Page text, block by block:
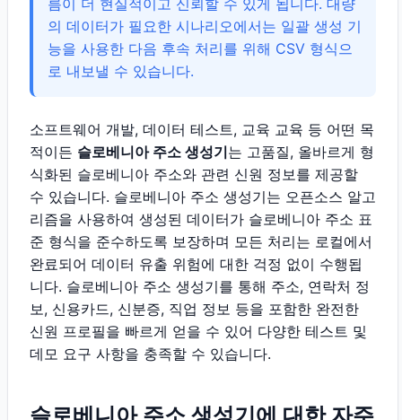
름이 더 현실적이고 신뢰할 수 있게 됩니다. 대량
의 데이터가 필요한 시나리오에서는 일괄 생성 기
능을 사용한 다음 후속 처리를 위해 CSV 형식으
로 내보낼 수 있습니다.
소프트웨어 개발, 데이터 테스트, 교육 교육 등 어떤 목
적이든 슬로베니아 주소 생성기는 고품질, 올바르게 형
식화된 슬로베니아 주소와 관련 신원 정보를 제공할
수 있습니다. 슬로베니아 주소 생성기는 오픈소스 알고
리즘을 사용하여 생성된 데이터가 슬로베니아 주소 표
준 형식을 준수하도록 보장하며 모든 처리는 로컬에서
완료되어 데이터 유출 위험에 대한 걱정 없이 수행됩
니다. 슬로베니아 주소 생성기를 통해 주소, 연락처 정
보, 신용카드, 신분증, 직업 정보 등을 포함한 완전한
신원 프로필을 빠르게 얻을 수 있어 다양한 테스트 및
데모 요구 사항을 충족할 수 있습니다.